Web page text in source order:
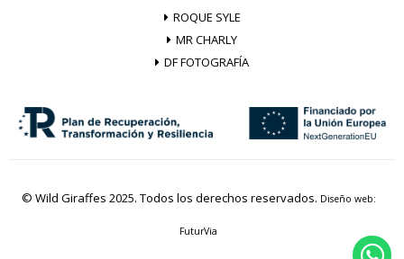
ROQUE SYLE
MR CHARLY
DF FOTOGRAFÍA
© Wild Giraffes 2025. Todos los derechos reservados. Diseño web:
FuturVia